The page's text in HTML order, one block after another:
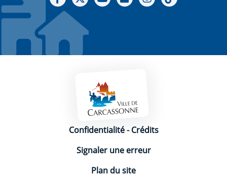
Mentions légales
Confidentialité-Crédits
Signaler une erreur
Plan du site